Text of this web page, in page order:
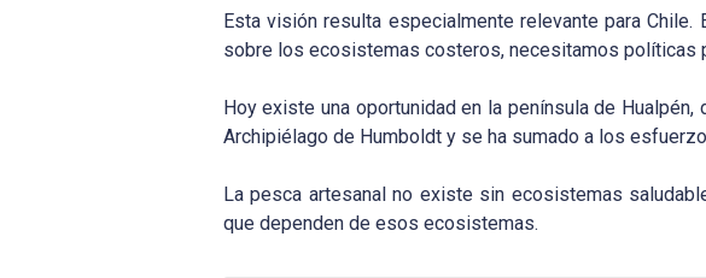
Esta visión resulta especialmente relevante para
sobre los ecosistemas costeros, necesitamos políticas
Hoy existe una oportunidad en la península de
Archipiélago de Humboldt y se ha sumado a los
La pesca artesanal no existe sin ecosistemas
que dependen de esos ecosistemas.